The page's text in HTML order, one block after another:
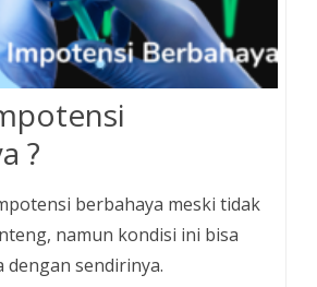
?
berbahaya meski tidak
namun kondisi ini bisa
dengan sendirinya.